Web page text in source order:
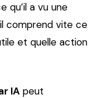
qu’il a vu une
comprend vite ce
et quelle action
IA peut